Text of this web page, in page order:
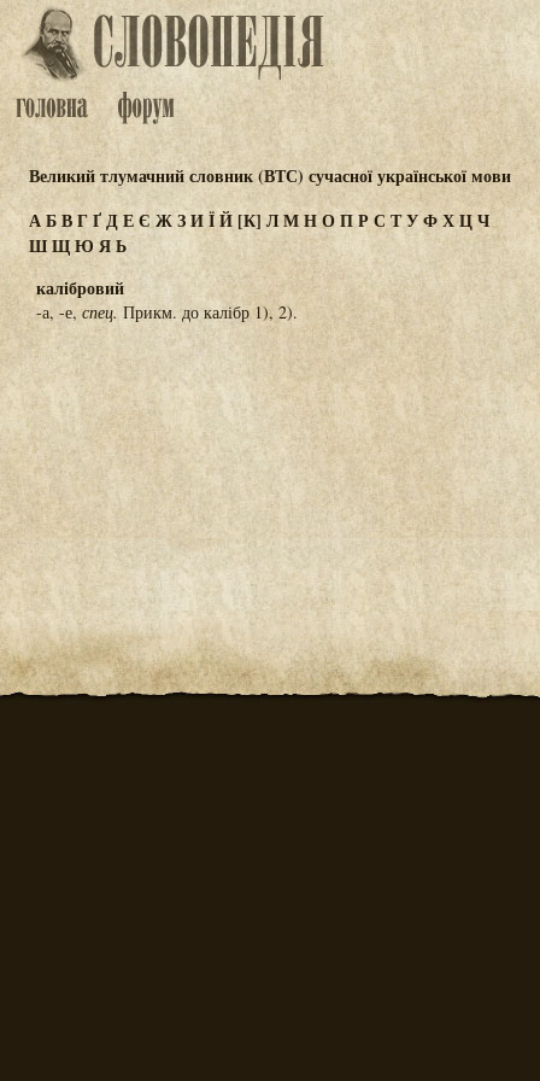
Великий тлумачний словник (ВТС) сучасної української мови
АБВГҐДЕЄ ЖЗИЇЙ [К] ЛМНОПР СТУФХЦЧ
ШЩЮЯЬ
калібровий
-а, -е,спец. Прикм. до калібр 1), 2).